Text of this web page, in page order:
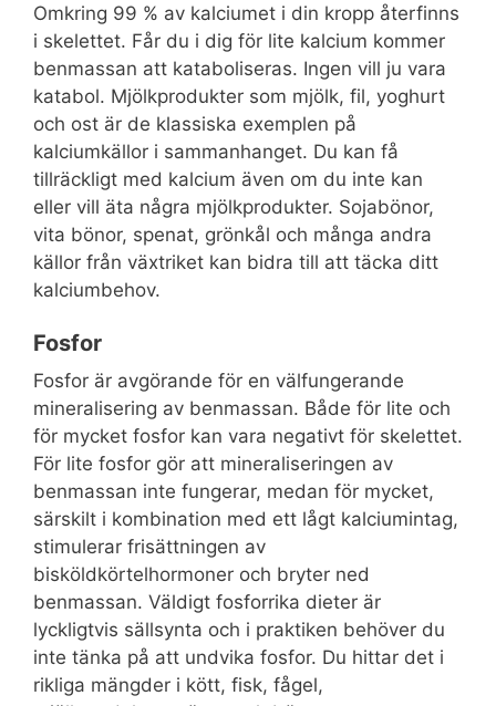
Omkring 99 % av kalciumet i din kropp återfinns
i skelettet. Får du i dig för lite kalcium kommer
benmassan att kataboliseras. Ingen vill ju vara
katabol. Mjölkprodukter som mjölk, fil, yoghurt
och ost är de klassiska exemplen på
kalciumkällor i sammanhanget. Du kan få
tillräckligt med kalcium även om du inte kan
eller vill äta några mjölkprodukter. Sojabönor,
vita bönor, spenat, grönkål och många andra
källor från växtriket kan bidra till att täcka ditt
kalciumbehov.
Fosfor
Fosfor är avgörande för en välfungerande
mineralisering av benmassan. Både för lite och
för mycket fosfor kan vara negativt för skelettet.
För lite fosfor gör att mineraliseringen av
benmassan inte fungerar, medan för mycket,
särskilt i kombination med ett lågt kalciumintag,
stimulerar frisättningen av
bisköldkörtelhormoner och bryter ned
benmassan. Väldigt fosforrika dieter är
lyckligtvis sällsynta och i praktiken behöver du
inte tänka på att undvika fosfor. Du hittar det i
rikliga mängder i kött, fisk, fågel,